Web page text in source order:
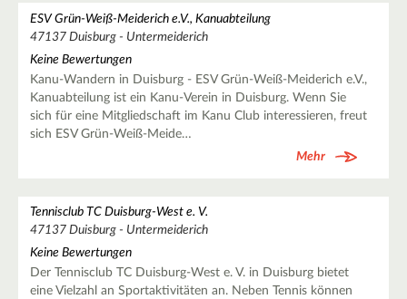
ESV Grün-Weiß-Meiderich e.V., Kanuabteilung
47137 Duisburg - Untermeiderich
Keine Bewertungen
Kanu-Wandern in Duisburg - ESV Grün-Weiß-Meiderich e.V.,
Kanuabteilung ist ein Kanu-Verein in Duisburg. Wenn Sie
sich für eine Mitgliedschaft im Kanu Club interessieren, freut
sich ESV Grün-Weiß-Meide…
Mehr
Tennisclub TC Duisburg-West e. V.
47137 Duisburg - Untermeiderich
Keine Bewertungen
Der Tennisclub TC Duisburg-West e. V. in Duisburg bietet
eine Vielzahl an Sportaktivitäten an. Neben Tennis können